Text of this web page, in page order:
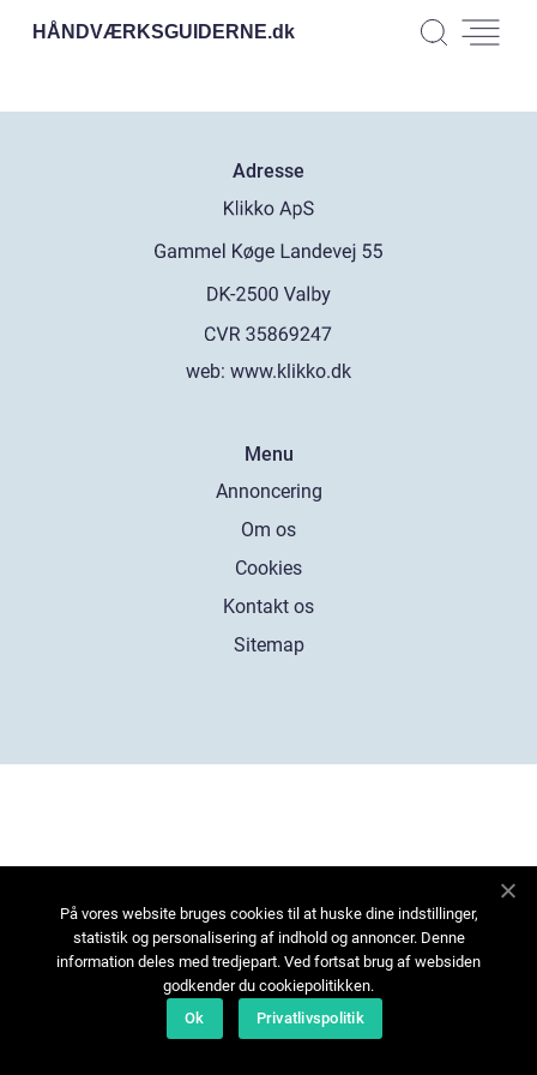
HÅNDVÆRKSGUIDERNE.dk
Adresse
web: www.klikko.dk
Menu
Annoncering
Om os
Cookies
Kontakt os
Sitemap
På vores website bruges cookies til at huske dine indstillinger,
statistik og personalisering af indhold og annoncer. Denne
information deles med tredjepart. Ved fortsat brug af websiden
godkender du cookiepolitikken.
Ok
Privatlivspolitik